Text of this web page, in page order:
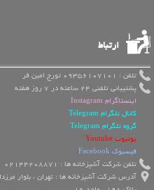
ارتباط
تلفن : 09356107101 تورج امین فر
پشتیبانی تلفنی 24 ساعته در 7 روز هفته
اینستاگرام Instagram
کانال تلگرام Telegram
گروه تلگرام Telegram
یوتیوب Youtube
فیسبوک Facebook
تلفن شرکت آشپزخانه ها : 02144208871
آدرس شرکت آشپزخانه ها : تهران ، بلوار